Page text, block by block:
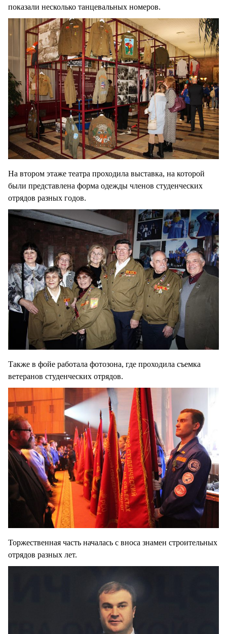
показали несколько танцевальных номеров.
На втором этаже театра проходила выставка, на которой
были представлена форма одежды членов студенческих
отрядов разных годов.
Также в фойе работала фотозона, где проходила съемка
ветеранов студенческих отрядов.
Торжественная часть началась с вноса знамен строительных
отрядов разных лет.